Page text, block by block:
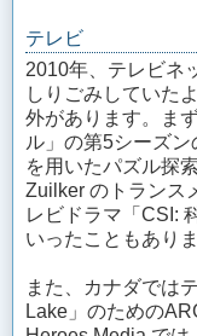
テレビ
2010年、テレビネ
しりごみしていた
外があります。ま
ル」の第5シーズ
を用いたパズル探
Zuilker のトランス
レビドラマ「CSI:
いったこともありま
また、カナダでは
Lake」のための